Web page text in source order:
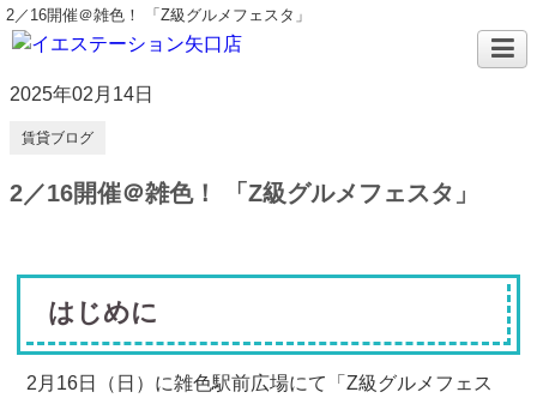
2／16開催＠雑色！ 「Z級グルメフェスタ」
2025年02月14日
賃貸ブログ
2／16開催＠雑色！ 「Z級グルメフェスタ」
はじめに
2月16日（日）に雑色駅前広場にて「Z級グルメフェス